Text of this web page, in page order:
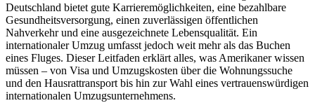
Deutschland bietet gute Karrieremöglichkeiten, eine bezahlbare
Gesundheitsversorgung, einen zuverlässigen öffentlichen
Nahverkehr und eine ausgezeichnete Lebensqualität. Ein
internationaler Umzug umfasst jedoch weit mehr als das Buchen
eines Fluges. Dieser Leitfaden erklärt alles, was Amerikaner wissen
müssen – von Visa und Umzugskosten über die Wohnungssuche
und den Hausrattransport bis hin zur Wahl eines vertrauenswürdigen
internationalen Umzugsunternehmens.